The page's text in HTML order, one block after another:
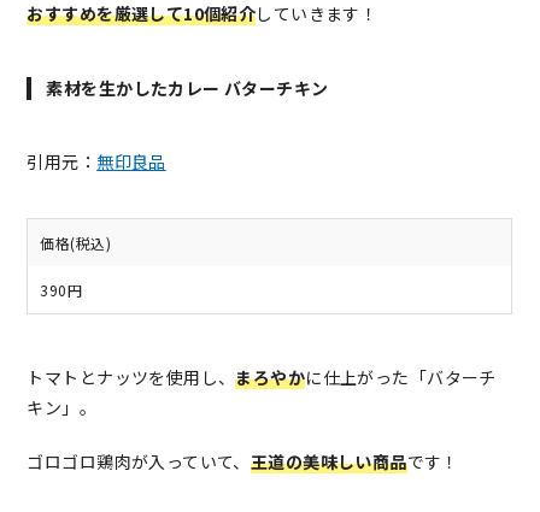
おすすめを厳選して10個紹介していきます！
素材を生かしたカレー バターチキン
引用元： 無印良品
価格(税込)
390円
トマトとナッツを使用し、まろやかに仕上がった「バターチ
キン」。
ゴロゴロ鶏肉が入っていて、 王道の美味しい商品です！